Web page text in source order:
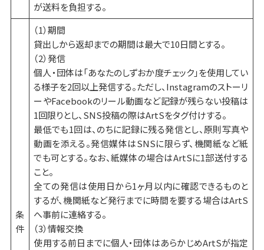
が送料を負担する。
条
件
（1）期間
貸出しから返却までの期間は最大で10日間とする。
（2）発信
個人・団体は「あなたのしずおか度チェック」を使用してい
る様子を2回以上発信する。ただし、Instagramのストーリ
ーやFacebookのリール動画など記録が残らない投稿は
1回限りとし、SNS投稿の際はArtSをタグ付けする。
最低でも1回は、のちに記録に残る発信とし、原則写真や
動画を添える。発信媒体はSNSに限らず、機関紙など紙
でも可とする。なお、紙媒体の場合はArtSに1部送付する
こと。
全ての発信は使用日から1ヶ月以内に確認できるものと
するが、機関紙など発行までに時間を要する場合はArtS
へ事前に連絡する。
（3）情報交換
使用する前日までに個人・団体はあらかじめArtSが指定